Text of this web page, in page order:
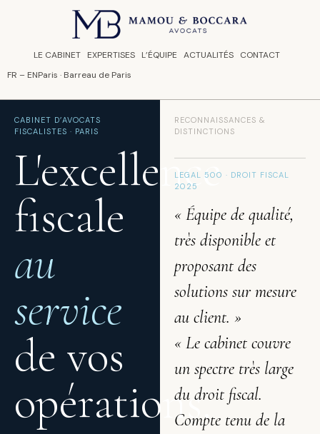
LE CABINET EXPERTISES L’ÉQUIPE ACTUALITÉS
CONTACT
FR – ENParis · Barreau de Paris
CABINET D’AVOCATS
FISCALISTES · PARIS
L'excellence
fiscale
au
service
de vos
opérations.
RECONNAISSANCES &
DISTINCTIONS
LEGAL 500 · DROIT FISCAL
2025
« Équipe de qualité,
très disponible et
proposant des
solutions sur mesure
au client. »
« Le cabinet couvre
un spectre très large
du droit fiscal.
Compte tenu de la
Panneau de gestion des cookies